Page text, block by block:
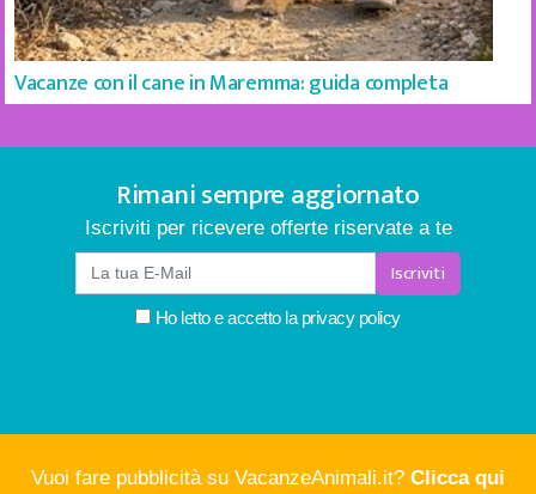
Vacanze con il cane in Maremma: guida completa
Rimani sempre aggiornato
Iscriviti per ricevere offerte riservate a te
Iscriviti
Ho letto e accetto la privacy policy
Vuoi fare pubblicità su VacanzeAnimali.it? Clicca qui